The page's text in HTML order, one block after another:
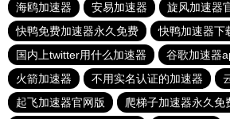
海鸥加速器
安易加速器 旋风加速器
快鸭免费加速器永久免费
快鸭加速器下
国内上twitter用什么加速器
谷歌加速器
火箭加速器
不用实名认证的加速器
起飞加速器官网版
爬梯子加速器永久免